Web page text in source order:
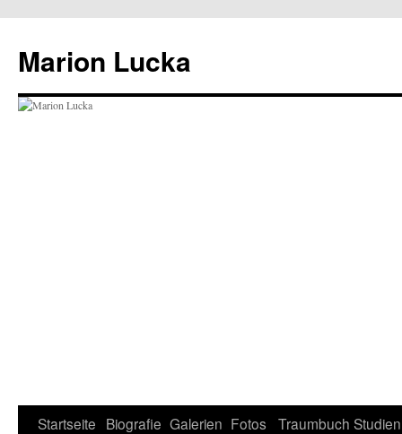
Marion Lucka
Zum
Startseite Biografie Galerien Fotos Traumbuch Studien